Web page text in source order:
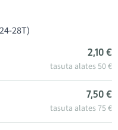
28T)
2,10 €
tasuta alates 50 €
7,50 €
tasuta alates 75 €